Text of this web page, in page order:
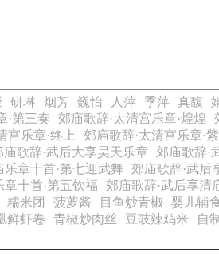
研琳 烟芳 巍怡 人萍 季萍 真馥
·第三奏 郊庙歌辞·太清宫乐章·煌煌
宫乐章·终上
郊庙歌辞·太清宫乐章·
庙歌辞·武后大享昊天乐章
郊庙歌辞·
章十首·第七迎武舞
郊庙歌辞·武后
十首·第五饮福
郊庙歌辞·武后享清
糯米团 菠萝酱 目鱼炒青椒
婴儿辅
鲜虾卷 青椒炒肉丝 豆豉辣鸡米 自